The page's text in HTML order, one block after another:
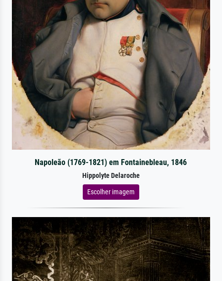
Napoleão (1769-1821) em Fontainebleau, 1846
Hippolyte Delaroche
Escolher imagem